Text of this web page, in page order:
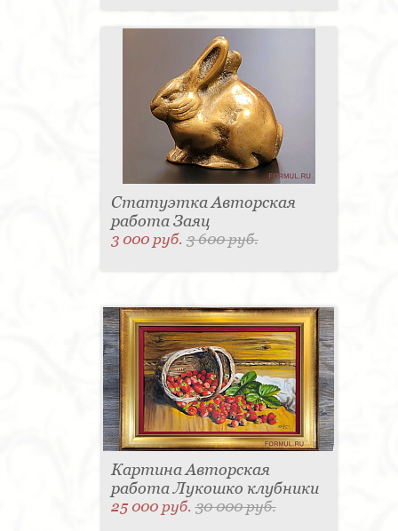
Статуэтка Авторская
работа Заяц
3 000 руб.3 600 руб.
Картина Авторская
работа Лукошко клубники
25 000 руб.30 000 руб.